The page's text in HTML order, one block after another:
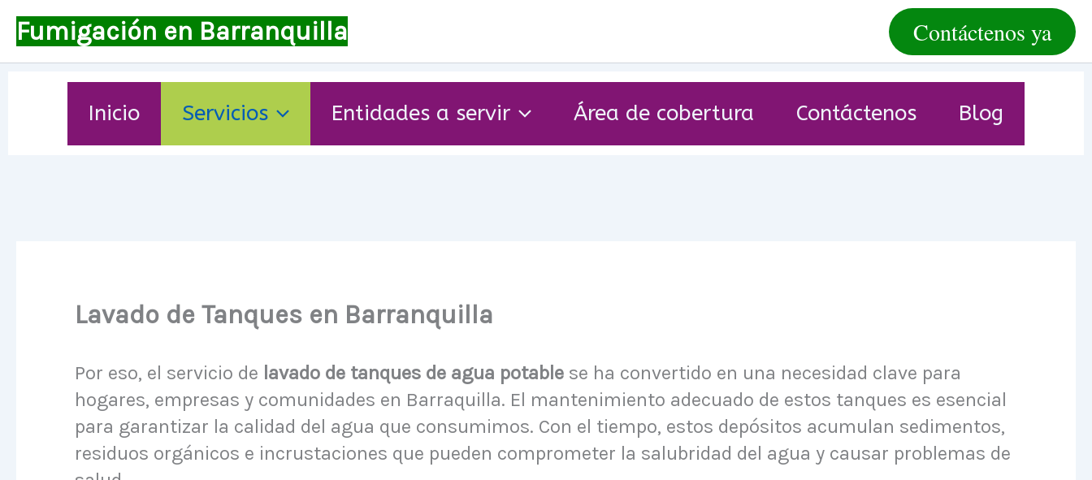
contenido
Fumigación en Barranquilla Contáctenos ya
Inicio Servicios Entidades a servir Área de cobertura Contáctenos Blog
Lavado de Tanques en Barranquilla
Por eso, el servicio de lavado de tanques de agua potable se ha convertido en una necesidad clave para
hogares, empresas y comunidades en Barraquilla. El mantenimiento adecuado de estos tanques es esencial
para garantizar la calidad del agua que consumimos. Con el tiempo, estos depósitos acumulan sedimentos,
residuos orgánicos e incrustaciones que pueden comprometer la salubridad del agua y causar problemas de